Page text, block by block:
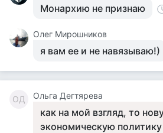
Монархию не признаю
Олег Мирошников
я вам ее и не навязываю!)
ОД Ольга Дегтярева
как на мой взгляд, то
экономическую